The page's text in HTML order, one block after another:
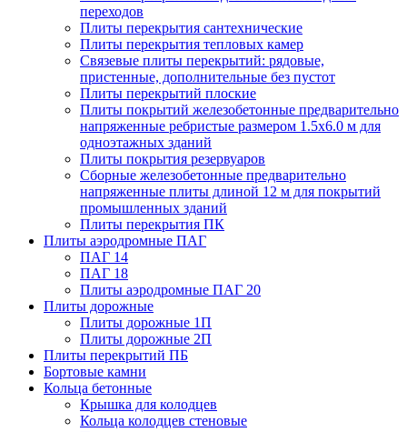
переходов
Плиты перекрытия сантехнические
Плиты перекрытия тепловых камер
Связевые плиты перекрытий: рядовые,
пристенные, дополнительные без пустот
Плиты перекрытий плоские
Плиты покрытий железобетонные предварительно
напряженные ребристые размером 1.5х6.0 м для
одноэтажных зданий
Плиты покрытия резервуаров
Сборные железобетонные предварительно
напряженные плиты длиной 12 м для покрытий
промышленных зданий
Плиты перекрытия ПК
Плиты аэродромные ПАГ
ПАГ 14
ПАГ 18
Плиты аэродромные ПАГ 20
Плиты дорожные
Плиты дорожные 1П
Плиты дорожные 2П
Плиты перекрытий ПБ
Бортовые камни
Кольца бетонные
Крышка для колодцев
Кольца колодцев стеновые